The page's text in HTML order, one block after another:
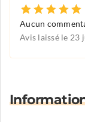
Aucun
Avis laissé le 23